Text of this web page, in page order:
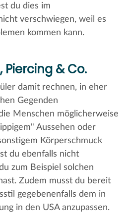
du dies im
verschwiegen, weil es
kommen kann.
Piercing & Co.
damit rechnen, in eher
Gegenden
Menschen möglicherweise
Aussehen oder
Körperschmuck
du ebenfalls nicht
zum Beispiel solchen
Zudem musst du bereit
gegebenenfalls dem in
in den USA anzupassen.